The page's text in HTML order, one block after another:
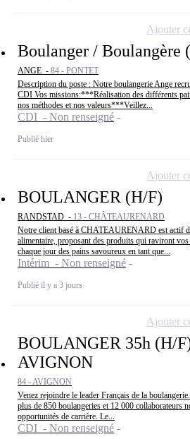
Boulanger / Boulangère
ANGE - 84 - PONTET
Description du poste : Notre boulangerie Ange
CDI Vos missions:***Réalisation des différents
nos méthodes et nos valeurs***Veillez...
CDI - Non renseigné
Publié hier
Ajouter
BOULANGER (H/F)
RANDSTAD - 13 - CHÂTEAURENARD
Notre client basé à CHATEAURENARD est actif
alimentaire, proposant des produits qui raviront
chaque jour des pains savoureux en tant que...
Intérim - Non renseigné
Publié il y a 3 jours
Ajouter
BOULANGER 35h (H/
AVIGNON
84 - AVIGNON
Venez rejoindre le leader Français de la
plus de 850 boulangeries et 12 000 collaborateurs
opportunités de carrière. Le...
CDI - Non renseigné
Ajouter